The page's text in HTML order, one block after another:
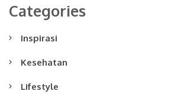
Categories
Inspirasi
Kesehatan
Lifestyle